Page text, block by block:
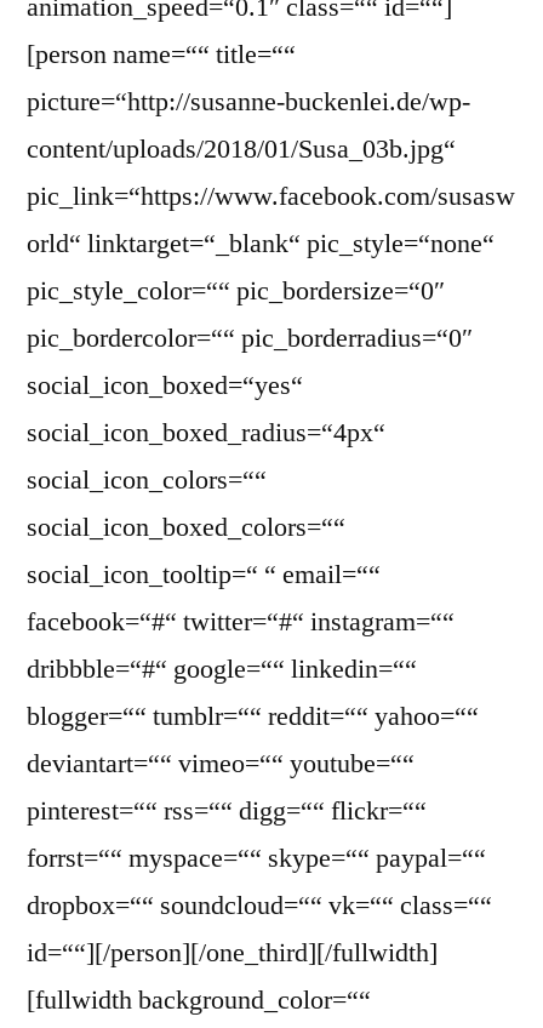
[person name=““ title=““
picture=“http://susanne-buckenlei.de/wp-
content/uploads/2018/01/Susa_03b.jpg“
pic_link=“https://www.facebook.com/susasw
orld“ linktarget=“_blank“ pic_style=“none“
pic_style_color=““ pic_bordersize=“0″
pic_bordercolor=““ pic_borderradius=“0″
social_icon_boxed=“yes“
social_icon_boxed_radius=“4px“
social_icon_colors=““
social_icon_boxed_colors=““
social_icon_tooltip=“ “ email=““
facebook=“#“ twitter=“#“ instagram=““
dribbble=“#“ google=““ linkedin=““
blogger=““ tumblr=““ reddit=““ yahoo=““
deviantart=““ vimeo=““ youtube=““
pinterest=““ rss=““ digg=““ flickr=““
forrst=““ myspace=““ skype=““ paypal=““
dropbox=““ soundcloud=““ vk=““ class=““
id=““][/person][/one_third][/fullwidth]
[fullwidth background_color=““